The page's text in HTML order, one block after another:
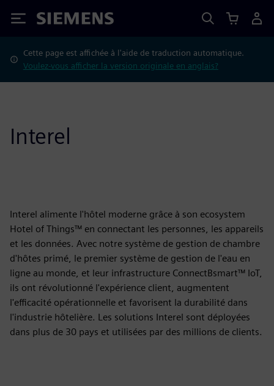
Siemens
Cette page est affichée à l'aide de traduction automatique.
Voulez-vous afficher la version originale en anglais?
Interel
Interel alimente l'hôtel moderne grâce à son ecosystem
Hotel of Things™ en connectant les personnes, les appareils
et les données. Avec notre système de gestion de chambre
d'hôtes primé, le premier système de gestion de l'eau en
ligne au monde, et leur infrastructure ConnectBsmart™ IoT,
ils ont révolutionné l'expérience client, augmentent
l'efficacité opérationnelle et favorisent la durabilité dans
l'industrie hôtelière. Les solutions Interel sont déployées
dans plus de 30 pays et utilisées par des millions de clients.